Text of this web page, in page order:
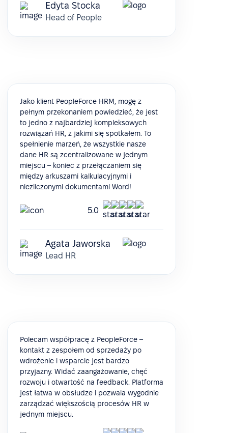
Edyta Stocka
Head of People
Jako klient PeopleForce HRM, mogę z
pełnym przekonaniem powiedzieć, że jest
to jedno z najbardziej kompleksowych
rozwiązań HR, z jakimi się spotkałem. To
spełnienie marzeń, że wszystkie nasze
dane HR są zcentralizowane w jednym
miejscu – koniec z przełączaniem się
między arkuszami kalkulacyjnymi i
niezliczonymi dokumentami Word!
5.0
Agata Jaworska
Lead HR
Polecam współpracę z PeopleForce –
kontakt z zespołem od sprzedaży po
wdrożenie i wsparcie jest bardzo
przyjazny. Widać zaangażowanie, chęć
rozwoju i otwartość na feedback. Platforma
jest łatwa w obsłudze i pozwala wygodnie
zarządzać większością procesów HR w
jednym miejscu.